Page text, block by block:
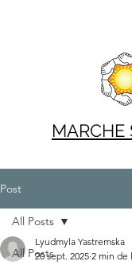
MARCHE
Post
All Posts
All Posts
Lyudmyla Yastremska
20 sept. 2025 2 min de